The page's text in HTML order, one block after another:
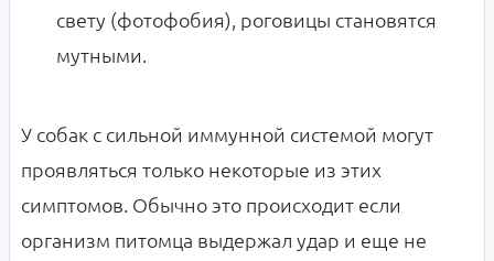
свету (фотофобия), роговицы становятся
мутными.
У собак с сильной иммунной системой могут
проявляться только некоторые из этих
симптомов. Обычно это происходит если
организм питомца выдержал удар и еще не